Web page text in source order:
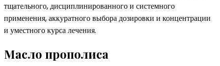
тщательного, дисциплинированного и системного
применения, аккуратного выбора дозировки и концентрации
и уместного курса лечения.
Масло прополиса